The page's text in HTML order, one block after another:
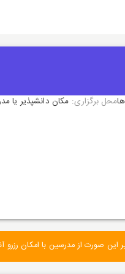
محل برگزاری: مکان دانشپذیر یا
صورت از مدرسین با امکان رزرو